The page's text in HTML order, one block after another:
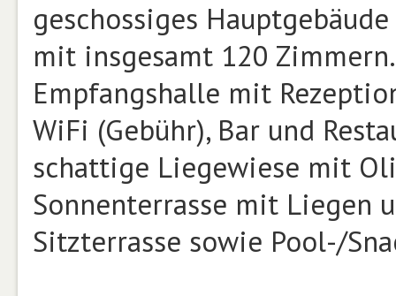
geschossiges
mit insgesamt 120
Empfangshalle mit
WiFi (Gebühr), Bar und
schattige Liegewiese mit
Sonnenterrasse mit Liegen
Sitzterrasse sowie Pool-/